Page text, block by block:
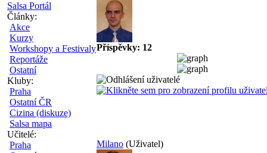
Salsa Portál
Články:
Akce
Kurzy
Workshopy a Festivaly
Reportáže
Ostatní
Kluby:
Praha
Ostatní ČR
Cizina (diskuze)
Salsa mapa
Učitelé:
Praha
Příspěvky: 12
Milano (Uživatel)